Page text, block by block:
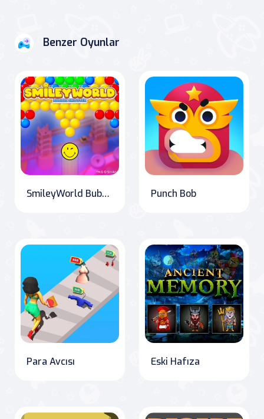
Benzer Oyunlar
SmileyWorld Bubble Blast Punch Bob
Para Avcısı Eski Hafıza